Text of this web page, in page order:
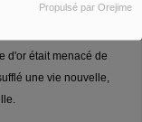
Propulsé par Orejime
les bas-fonds, avant
d'or était menacé de
une vie nouvelle,